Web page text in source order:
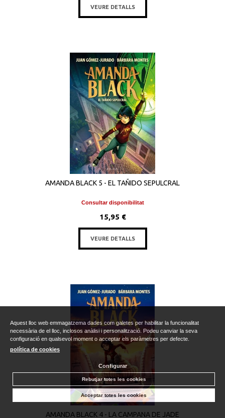
VEURE DETALLS
AMANDA BLACK 5 - EL TAÑIDO SEPULCRAL
Consultar disponibilitat
15,95 €
VEURE DETALLS
AMANDA BLACK 4 - LA CAMPANA DE JADE
Aquest lloc web emmagatzema dades com galetes per habilitar la funcionalitat
necessària de el lloc, inclosos anàlisi i personalització. Podeu canviar la seva
configuració en qualsevol moment o acceptar els paràmetres per defecte.
política de cookies
Configurar
Rebutjar totes les cookies
Acceptar totes les cookies